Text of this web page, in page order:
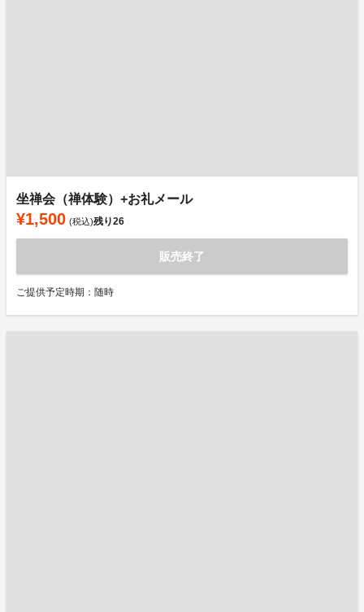
坐禅会（禅体験）+お礼メール
¥1,500 (税込)残り26
販売終了
ご提供予定時期：随時